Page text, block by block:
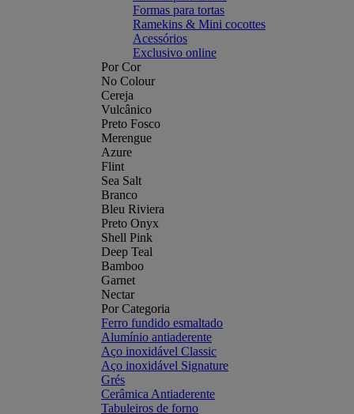
Formas para tortas
Ramekins & Mini cocottes
Acessórios
Exclusivo online
Por Cor
No Colour
Cereja
Vulcânico
Preto Fosco
Merengue
Azure
Flint
Sea Salt
Branco
Bleu Riviera
Preto Onyx
Shell Pink
Deep Teal
Bamboo
Garnet
Nectar
Por Categoria
Ferro fundido esmaltado
Alumínio antiaderente
Aço inoxidável Classic
Aço inoxidável Signature
Grés
Cerâmica Antiaderente
Tabuleiros de forno